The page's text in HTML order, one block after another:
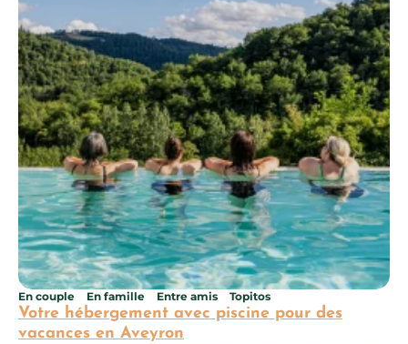
Votre hébergement avec piscine pour des
vacances en Aveyron
En couple En famille Entre amis Topitos